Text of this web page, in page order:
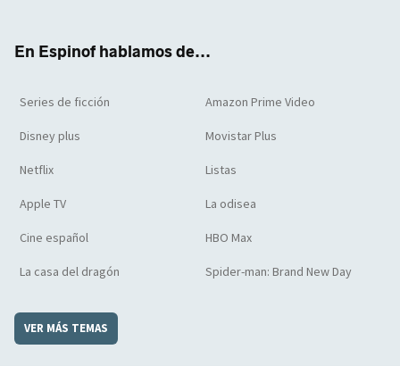
En Espinof hablamos de...
Series de ficción Amazon Prime Video
Disney plus Movistar Plus
Netflix Listas
Apple TV La odisea
Cine español HBO Max
La casa del dragón Spider-man: Brand New Day
VER MÁS TEMAS